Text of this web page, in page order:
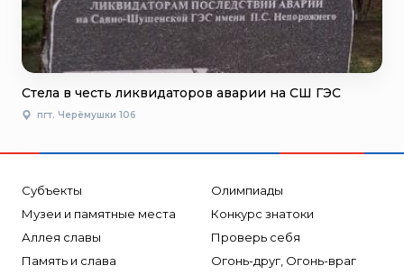
Стела в честь ликвидаторов аварии на СШ ГЭС
пгт. Черёмушки 106
Субъекты
Музеи и памятные места
Аллея славы
Память и слава
Олимпиады
Конкурс знатоки
Проверь себя
Огонь-друг, Огонь-враг